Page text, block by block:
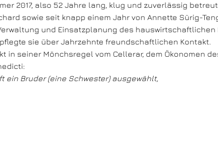
2017, also 52 Jahre lang, klug und zuverlässig
sowie seit knapp einem Jahr von Annette Sürig-
und Einsatzplanung des
sie über Jahrzehnte freundschaftlichen Kontakt.
in seiner Mönchsregel vom Cellerar, dem Ökonomen
ein Bruder (eine Schwester) ausgewählt,